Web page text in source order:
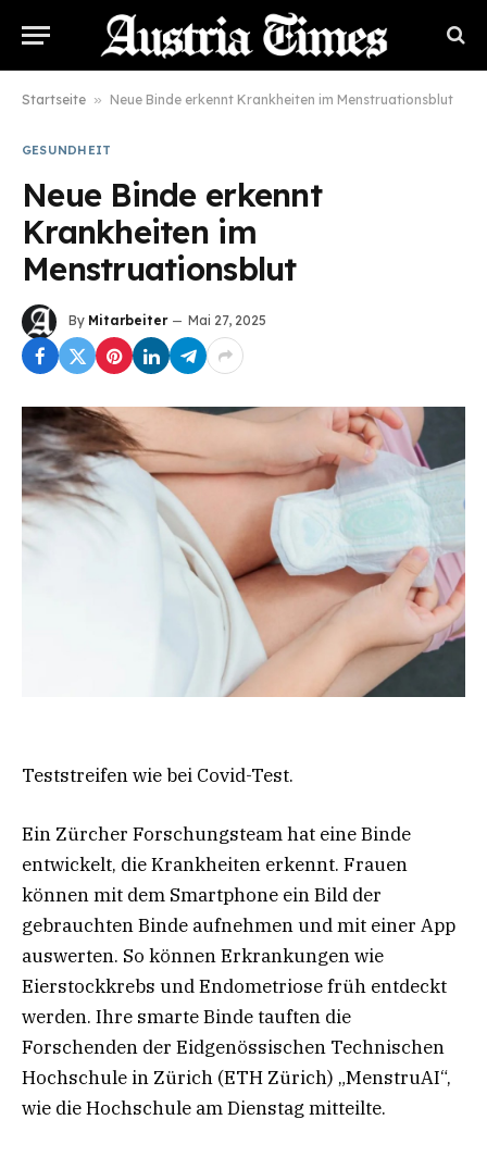
Startseite » Neue Binde erkennt Krankheiten im Menstruationsblut
GESUNDHEIT
Neue Binde erkennt
Krankheiten im
Menstruationsblut
By Mitarbeiter Mai 27, 2025
Teststreifen wie bei Covid-Test.
Ein Zürcher Forschungsteam hat eine Binde
entwickelt, die Krankheiten erkennt. Frauen
können mit dem Smartphone ein Bild der
gebrauchten Binde aufnehmen und mit einer App
auswerten. So können Erkrankungen wie
Eierstockkrebs und Endometriose früh entdeckt
werden. Ihre smarte Binde tauften die
Forschenden der Eidgenössischen Technischen
Hochschule in Zürich (ETH Zürich) „MenstruAI“,
wie die Hochschule am Dienstag mitteilte.